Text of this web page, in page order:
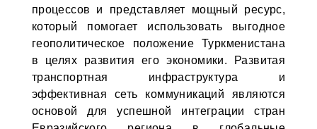
процессов и представляет мощный ресурс,
который помогает использовать выгодное
геополитическое положение Туркменистана
в целях развития его экономики. Развитая
транспортная инфраструктура и
эффективная сеть коммуникаций являются
основой для успешной интеграции стран